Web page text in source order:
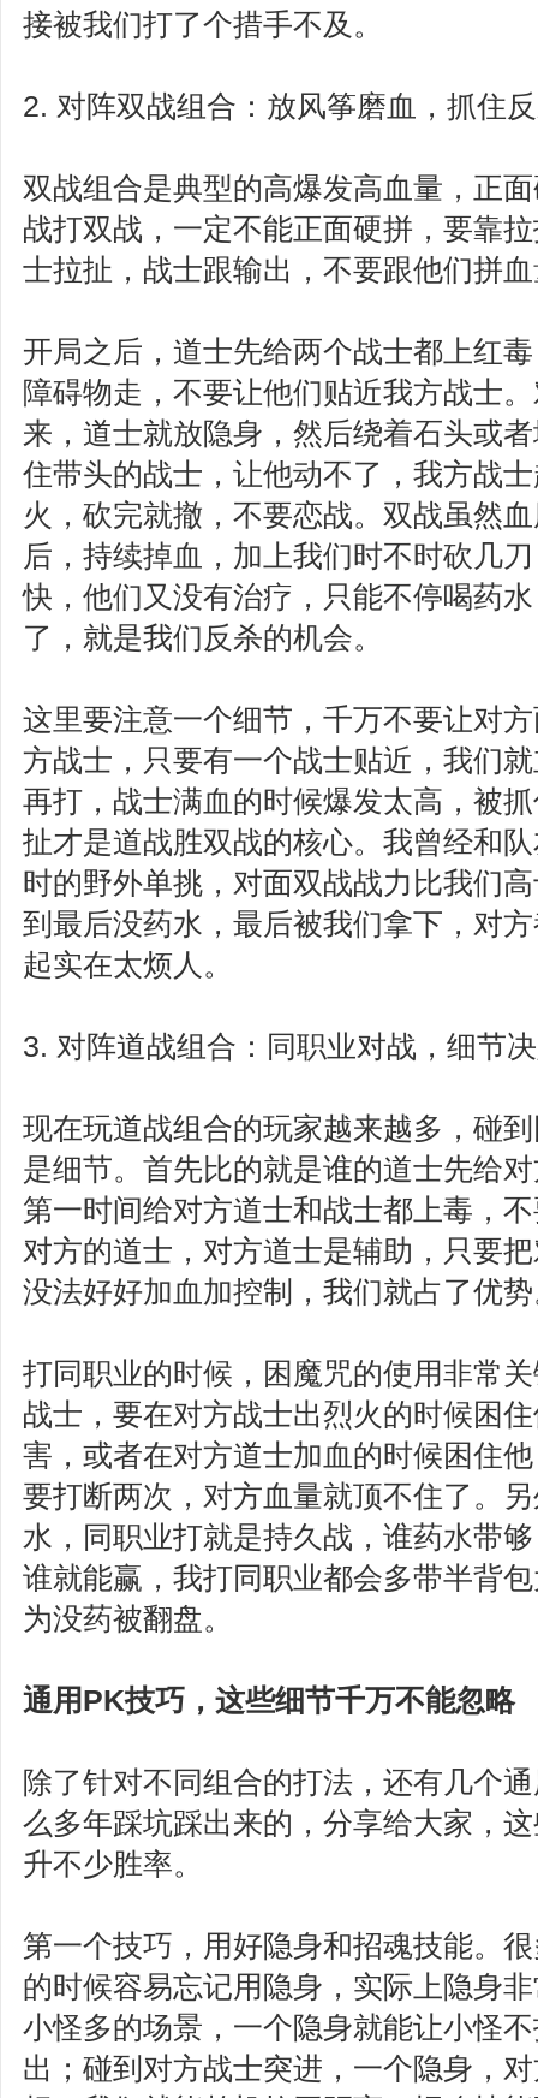
接被我们打了个措手不及。
2. 对阵双战组合：放风筝磨血，抓住
双战组合是典型的高爆发高血量，正
战打双战，一定不能正面硬拼，要靠
士拉扯，战士跟输出，不要跟他们拼
开局之后，道士先给两个战士都上红
障碍物走，不要让他们贴近我方战士
来，道士就放隐身，然后绕着石头或
住带头的战士，让他动不了，我方战
火，砍完就撤，不要恋战。双战虽然
后，持续掉血，加上我们时不时砍几
快，他们又没有治疗，只能不停喝药
了，就是我们反杀的机会。
这里要注意一个细节，千万不要让对
方战士，只要有一个战士贴近，我们
再打，战士满血的时候爆发太高，被
扯才是道战胜双战的核心。我曾经和
时的野外单挑，对面双战战力比我们
到最后没药水，最后被我们拿下，对
起实在太烦人。
3. 对阵道战组合：同职业对战，细节
现在玩道战组合的玩家越来越多，碰
是细节。首先比的就是谁的道士先给
第一时间给对方道士和战士都上毒，
对方的道士，对方道士是辅助，只要
没法好好加血加控制，我们就占了优
打同职业的时候，困魔咒的使用非常
战士，要在对方战士出烈火的时候困
害，或者在对方道士加血的时候困住
要打断两次，对方血量就顶不住了。
水，同职业打就是持久战，谁药水带
谁就能赢，我打同职业都会多带半背
为没药被翻盘。
通用PK技巧，这些细节千万不能忽略
除了针对不同组合的打法，还有几个
么多年踩坑踩出来的，分享给大家，
升不少胜率。
第一个技巧，用好隐身和招魂技能。
的时候容易忘记用隐身，实际上隐身
小怪多的场景，一个隐身就能让小怪
出；碰到对方战士突进，一个隐身，